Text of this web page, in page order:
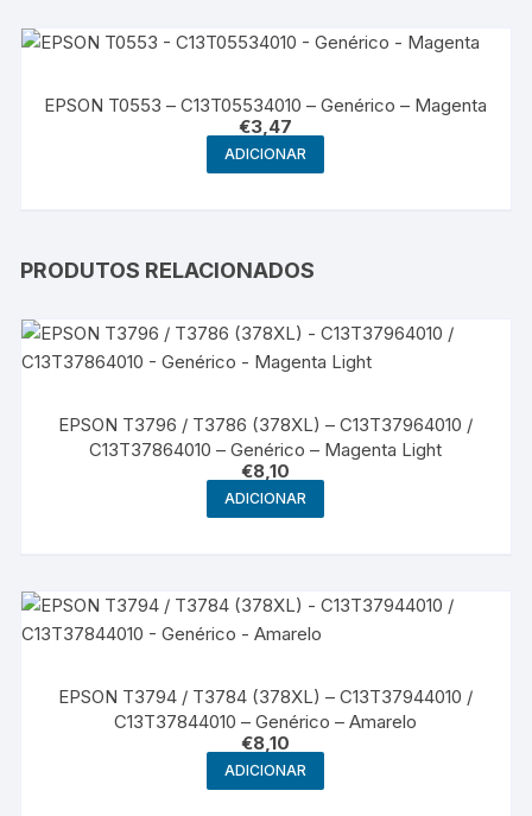
EPSON T0553 – C13T05534010 – Genérico – Magenta
€3,47
ADICIONAR
PRODUTOS RELACIONADOS
EPSON T3796 / T3786 (378XL) – C13T37964010 /
C13T37864010 – Genérico – Magenta Light
€8,10
ADICIONAR
EPSON T3794 / T3784 (378XL) – C13T37944010 /
C13T37844010 – Genérico – Amarelo
€8,10
ADICIONAR